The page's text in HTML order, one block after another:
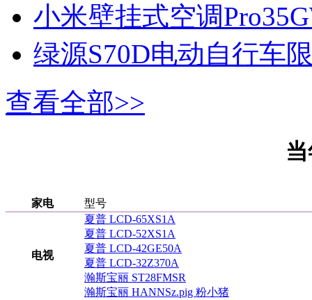
小米壁挂式空调
绿源S70D电动自行车
查看全部>>
家电 型号
电视
夏普 LCD-65XS1A
夏普 LCD-52XS1A
夏普 LCD-42GE50A
夏普 LCD-32Z370A
瀚斯宝丽 ST28FMSR
瀚斯宝丽 HANNSz.pig 粉小猪